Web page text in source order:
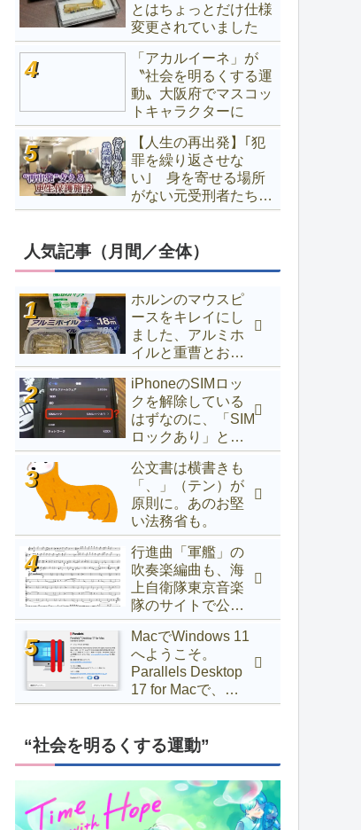
とはちょっとだけ仕様
変更されていました
「アカルイーネ」が
〝社会を明るくする運
動〟大阪府でマスコッ
トキャラクターに
【人生の再出発】｢犯
罪を繰り返させな
い｣ 身を寄せる場所
がない元受刑者たちを
支える更生保護施設に
人気記事（月間／全体）
ホルンのマウスピ
ースをキレイにし
ました、アルミホ
イルと重曹とお湯
でOK
iPhoneのSIMロッ
クを解除している
はずなのに、「SIM
ロックあり」と表
示されるときの対
処法
公文書は横書きも
「、」（テン）が
原則に。あのお堅
い法務省も。
行進曲「軍艦」の
吹奏楽編曲も、海
上自衛隊東京音楽
隊のサイトで公開
中！
MacでWindows 11
へようこそ。
Parallels Desktop
17 for Macで、
Windows 10以前か
するには
“社会を明るくする運動”